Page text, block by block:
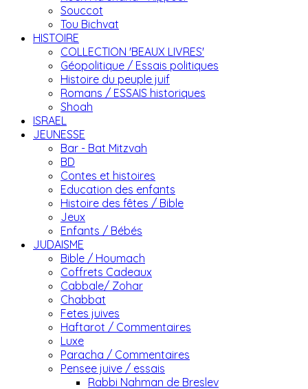
Souccot
Tou Bichvat
HISTOIRE
COLLECTION 'BEAUX LIVRES'
Géopolitique / Essais politiques
Histoire du peuple juif
Romans / ESSAIS historiques
Shoah
ISRAEL
JEUNESSE
Bar - Bat Mitzvah
BD
Contes et histoires
Education des enfants
Histoire des fêtes / Bible
Jeux
Enfants / Bébés
JUDAISME
Bible / Houmach
Coffrets Cadeaux
Cabbale/ Zohar
Chabbat
Fetes juives
Haftarot / Commentaires
Luxe
Paracha / Commentaires
Pensee juive / essais
Rabbi Nahman de Breslev